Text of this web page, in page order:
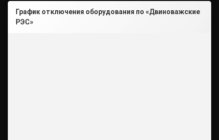
График отключения оборудования по «Двиноважские
РЭС»